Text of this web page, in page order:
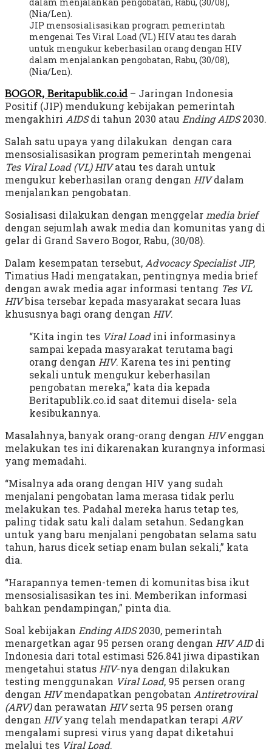
JIP mensosialisasikan program pemerintah
mengenai Tes Viral Load (VL) HIV atau tes darah
untuk mengukur keberhasilan orang dengan HIV
dalam menjalankan pengobatan, Rabu, (30/08),
(Nia/Len).
BOGOR, Beritapublik.co.id– Jaringan Indonesia
Positif (JIP) mendukung kebijakan pemerintah
mengakhiri AIDSdi tahun 2030 atau Ending AIDS2030.
Salah satu upaya yang dilakukan dengan cara
mensosialisasikan program pemerintah mengenai
Tes Viral Load (VL) HIVatau tes darah untuk
mengukur keberhasilan orang dengan HIVdalam
menjalankan pengobatan.
Sosialisasi dilakukan dengan menggelar media brief
dengan sejumlah awak media dan komunitas yang di
gelar di Grand Savero Bogor, Rabu, (30/08).
Dalam kesempatan tersebut, Advocacy Specialist JIP,
Timatius Hadi mengatakan, pentingnya media brief
dengan awak media agar informasi tentang Tes VL
HIVbisa tersebar kepada masyarakat secara luas
khususnya bagi orang dengan HIV.
“Kita ingin tes Viral Loadini informasinya
sampai kepada masyarakat terutama bagi
orang dengan HIV. Karena tes ini penting
sekali untuk mengukur keberhasilan
pengobatan mereka,” kata dia kepada
Beritapublik.co.id saat ditemui disela- sela
kesibukannya.
Masalahnya, banyak orang-orang dengan HIVenggan
melakukan tes ini dikarenakan kurangnya informasi
yang memadahi.
“Misalnya ada orang dengan HIV yang sudah
menjalani pengobatan lama merasa tidak perlu
melakukan tes. Padahal mereka harus tetap tes,
paling tidak satu kali dalam setahun. Sedangkan
untuk yang baru menjalani pengobatan selama satu
tahun, harus dicek setiap enam bulan sekali,” kata
dia.
“Harapannya temen-temen di komunitas bisa ikut
mensosialisasikan tes ini. Memberikan informasi
bahkan pendampingan,” pinta dia.
Soal kebijakan Ending AIDS2030, pemerintah
menargetkan agar 95 persen orang dengan HIV AIDdi
Indonesia dari total estimasi 526.841 jiwa dipastikan
mengetahui status HIV-nya dengan dilakukan
testing menggunakan Viral Load, 95 persen orang
dengan HIVmendapatkan pengobatan Antiretroviral
(ARV)dan perawatan HIVserta 95 persen orang
dengan HIVyang telah mendapatkan terapi ARV
mengalami supresi virus yang dapat diketahui
melalui tes Viral Load.